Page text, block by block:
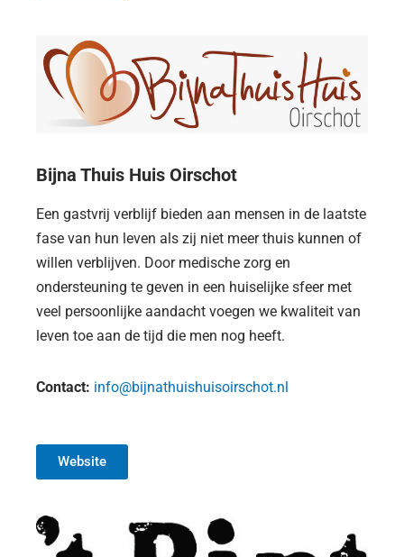
Bijna Thuis Huis Oirschot
Een gastvrij verblijf bieden aan mensen in de laatste
fase van hun leven als zij niet meer thuis kunnen of
willen verblijven. Door medische zorg en
ondersteuning te geven in een huiselijke sfeer met
veel persoonlijke aandacht voegen we kwaliteit van
leven toe aan de tijd die men nog heeft.
Contact: info@bijnathuishuisoirschot.nl
Website